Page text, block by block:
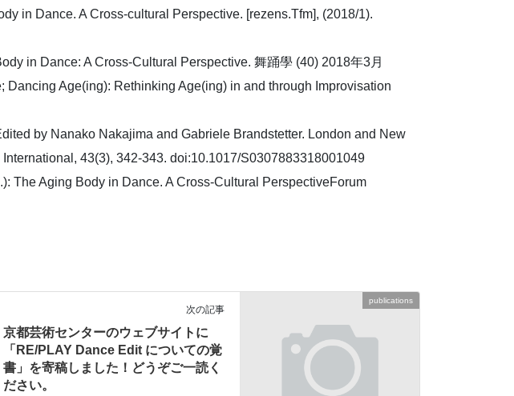
in Dance. A Cross-cultural Perspective. [rezens.Tfm], (2018/1).
in Dance: A Cross-Cultural Perspective. 舞踊學 (40) 2018年3月
Age(ing): Rethinking Age(ing) in and through Improvisation
by Nanako Nakajima and Gabriele Brandstetter. London and New
43(3), 342-343. doi:10.1017/S0307883318001049
The Aging Body in Dance. A Cross-Cultural PerspectiveForum
publications
次の記事
京都芸術センターのウェブサイトに
「RE/PLAY Dance Edit についての覚
書」を寄稿しました！どうぞご一読く
ださい。